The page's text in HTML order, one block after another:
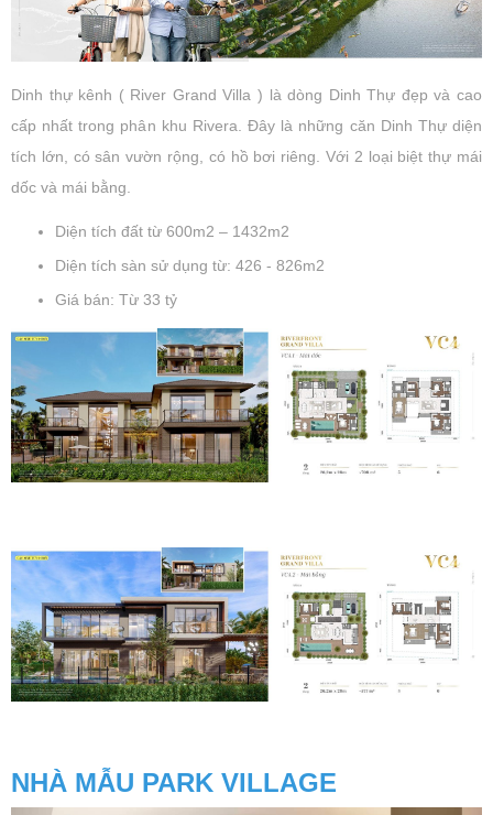
Dinh thự kênh ( River Grand Villa ) là dòng Dinh Thự đẹp và cao
cấp nhất trong phân khu Rivera. Đây là những căn Dinh Thự diện
tích lớn, có sân vườn rộng, có hồ bơi riêng. Với 2 loại biệt thự mái
dốc và mái bằng.
Diện tích đất từ 600m2 – 1432m2
Diện tích sàn sử dụng từ: 426 - 826m2
Giá bán: Từ 33 tỷ
NHÀ MẪU PARK VILLAGE